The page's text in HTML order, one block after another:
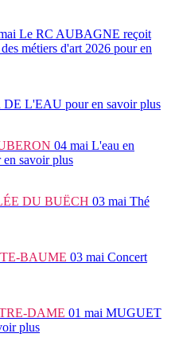
Le RC AUBAGNE reçoit
métiers d'art 2026 pour en
DE L'EAU pour en savoir plus
04 mai L'eau en
en savoir plus
DU BUËCH 03 mai Thé
BAUME 03 mai Concert
DAME 01 mai MUGUET
plus